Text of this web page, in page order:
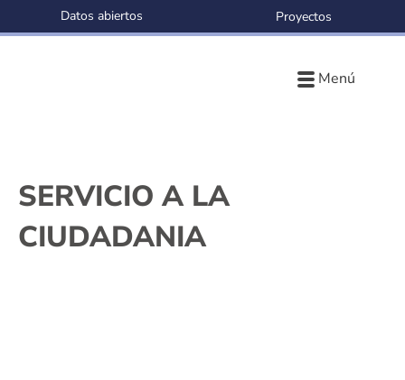
Menú
Datos abiertos Proyectos
SERVICIO A LA
CIUDADANIA